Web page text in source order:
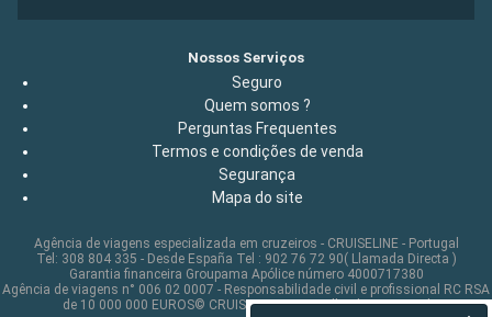
Nossos Serviços
Seguro
Quem somos ?
Perguntas Frequentes
Termos e condições de venda
Segurança
Mapa do site
Agência de viagens especializada em cruzeiros - CRUISELINE - Portugal
Tel: 308 804 335 - Desde España Tel : 902 76 72 90( Llamada Directa )
Garantia financeira Groupama Apólice número 4000717380
Agência de viagens n° 006 02 0007 - Responsabilidade civil e profissional RC RSA
de 10 000 000 EUROS© CRUISELINE 2026 - all rights reserved